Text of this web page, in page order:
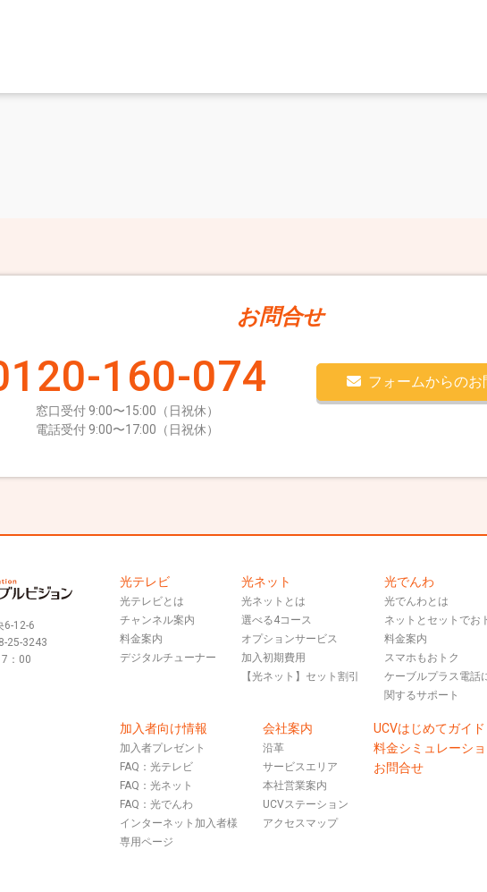
お問合せ
160-074
窓口受付 9:00〜15:00（日祝休）
電話受付 9:00〜17:00（日祝休）
フォームからのお
6-12-6
25-3243
：00
光テレビ
光テレビとは
チャンネル案内
料金案内
デジタルチューナー
光ネット
光ネットとは
選べる4コース
オプションサービス
加入初期費用
【光ネット】セット割引
光でんわ
光でんわとは
ネットとセットでお
料金案内
スマホもおトク
ケーブルプラス電話
関するサポート
加入者向け情報
加入者プレゼント
FAQ：光テレビ
FAQ：光ネット
FAQ：光でんわ
インターネット加入者様
専用ページ
会社案内
沿革
サービスエリア
本社営業案内
UCVステーション
アクセスマップ
UCVはじめてガイド
料金シミュレーシ
お問合せ